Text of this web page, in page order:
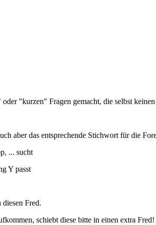
"kurzen" Fragen gemacht, die selbst
aber das entsprechende Stichwort für die
... sucht
Y passt
Fred.
schiebt diese bitte in einen extra Fred!